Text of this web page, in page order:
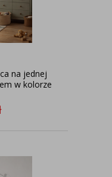
na jednej
w kolorze